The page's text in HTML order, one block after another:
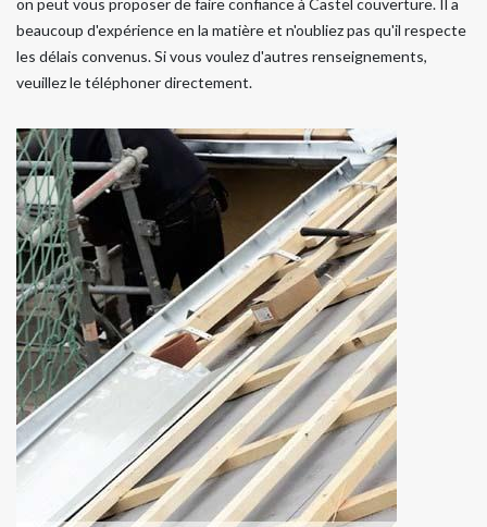
on peut vous proposer de faire confiance à Castel couverture. Il a
beaucoup d'expérience en la matière et n'oubliez pas qu'il respecte
les délais convenus. Si vous voulez d'autres renseignements,
veuillez le téléphoner directement.